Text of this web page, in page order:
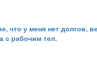
у меня нет долгов,
с рабочим тел.